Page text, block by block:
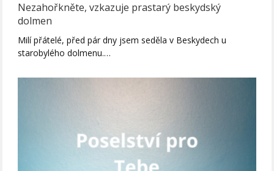
Nezahořkněte, vzkazuje prastarý beskydský
dolmen
Milí přátelé, před pár dny jsem seděla v Beskydech u
starobylého dolmenu.…